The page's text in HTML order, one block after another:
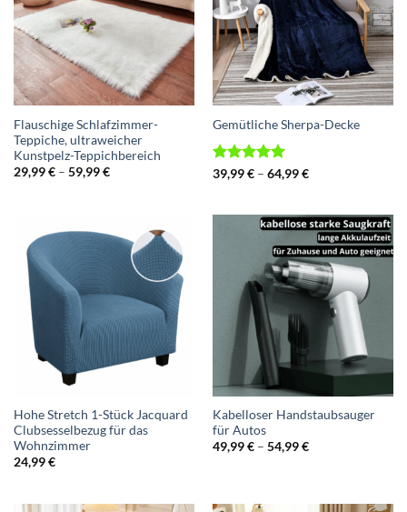
Flauschige Schlafzimmer-
Teppiche, ultraweicher
Kunstpelz-Teppichbereich
29,99€ – 59,99€Preisspanne:
Gemütliche Sherpa-Decke
Bewertet
39,99€ – 64,99€Preisspanne:
Hohe Stretch 1-Stück Jacquard
Clubsesselbezug für das
Wohnzimmer
24,99€
Kabelloser Handstaubsauger
für Autos
49,99€ – 54,99€Preisspanne: